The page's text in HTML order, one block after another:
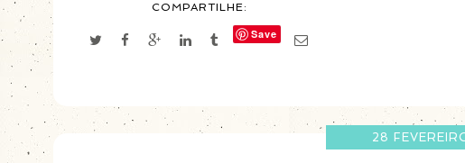
COMPARTILHE:
Save
28